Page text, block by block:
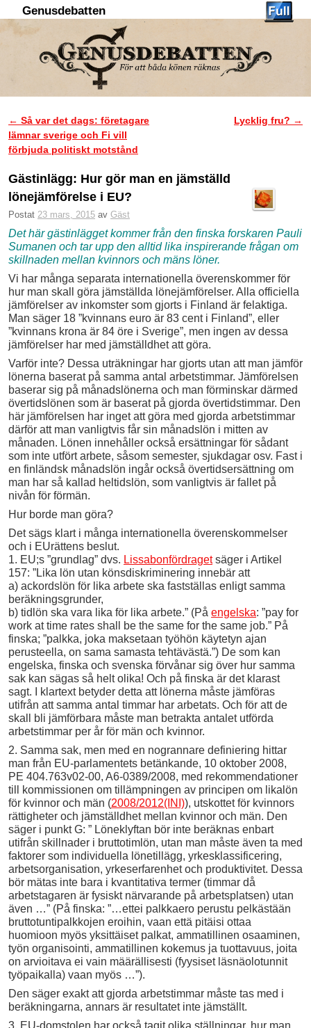
Genusdebatten
Inläggsnavigering
← Så var det dags: företagare
lämnar sverige och Fi vill
förbjuda politiskt motstånd
Lycklig fru? →
Gästinlägg: Hur gör man en jämställd
lönejämförelse i EU?
Postat 23 mars, 2015 av Gäst
Det här gästinlägget kommer från den finska forskaren Pauli
Sumanen och tar upp den alltid lika inspirerande frågan om
skillnaden mellan kvinnors och mäns löner.
Vi har många separata internationella överenskommer för
hur man skall göra jämställda lönejämförelser. Alla officiella
jämförelser av inkomster som gjorts i Finland är felaktiga.
Man säger 18 ”kvinnans euro är 83 cent i Finland”, eller
”kvinnans krona är 84 öre i Sverige”, men ingen av dessa
jämförelser har med jämställdhet att göra.
Varför inte? Dessa uträkningar har gjorts utan att man jämför
lönerna baserat på samma antal arbetstimmar. Jämförelsen
baserar sig på månadslönerna och man förminskar därmed
övertidslönen som är baserat på gjorda övertidstimmar. Den
här jämförelsen har inget att göra med gjorda arbetstimmar
därför att man vanligtvis får sin månadslön i mitten av
månaden. Lönen innehåller också ersättningar för sådant
som inte utfört arbete, såsom semester, sjukdagar osv. Fast i
en finländsk månadslön ingår också övertidsersättning om
man har så kallad heltidslön, som vanligtvis är fallet på
nivån för förmän.
Hur borde man göra?
Det sägs klart i många internationella överenskommelser
och i EUrättens beslut.
1. EU;s ”grundlag” dvs. Lissabonfördragetsäger i Artikel
157: ”Lika lön utan könsdiskriminering innebär att
a) ackordslön för lika arbete ska fastställas enligt samma
beräkningsgrunder,
b) tidlön ska vara lika för lika arbete.” (På engelska: ”pay for
work at time rates shall be the same for the same job.” På
finska; ”palkka, joka maksetaan työhön käytetyn ajan
perusteella, on sama samasta tehtävästä.”) De som kan
engelska, finska och svenska förvånar sig över hur samma
sak kan sägas så helt olika! Och på finska är det klarast
sagt. I klartext betyder detta att lönerna måste jämföras
utifrån att samma antal timmar har arbetats. Och för att de
skall bli jämförbara måste man betrakta antalet utförda
arbetstimmar per år för män och kvinnor.
2. Samma sak, men med en nogrannare definiering hittar
man från EU-parlamentets betänkande, 10 oktober 2008,
PE 404.763v02-00, A6-0389/2008, med rekommendationer
till kommissionen om tillämpningen av principen om likalön
för kvinnor och män (2008/2012(INI)), utskottet för kvinnors
rättigheter och jämställdhet mellan kvinnor och män. Den
säger i punkt G: ” Löneklyftan bör inte beräknas enbart
utifrån skillnader i bruttotimlön, utan man måste även ta med
faktorer som individuella lönetillägg, yrkesklassificering,
arbetsorganisation, yrkeserfarenhet och produktivitet. Dessa
bör mätas inte bara i kvantitativa termer (timmar då
arbetstagaren är fysiskt närvarande på arbetsplatsen) utan
även …” (På finska: ”…ettei palkkaero perustu pelkästään
bruttotuntipalkkojen eroihin, vaan että pitäisi ottaa
huomioon myös yksittäiset palkat, ammatillinen osaaminen,
työn organisointi, ammatillinen kokemus ja tuottavuus, joita
on arvioitava ei vain määrällisesti (fyysiset läsnäolotunnit
työpaikalla) vaan myös …”).
Den säger exakt att gjorda arbetstimmar måste tas med i
beräkningarna, annars är resultatet inte jämställt.
3. EU-domstolen har också tagit olika ställningar, hur man